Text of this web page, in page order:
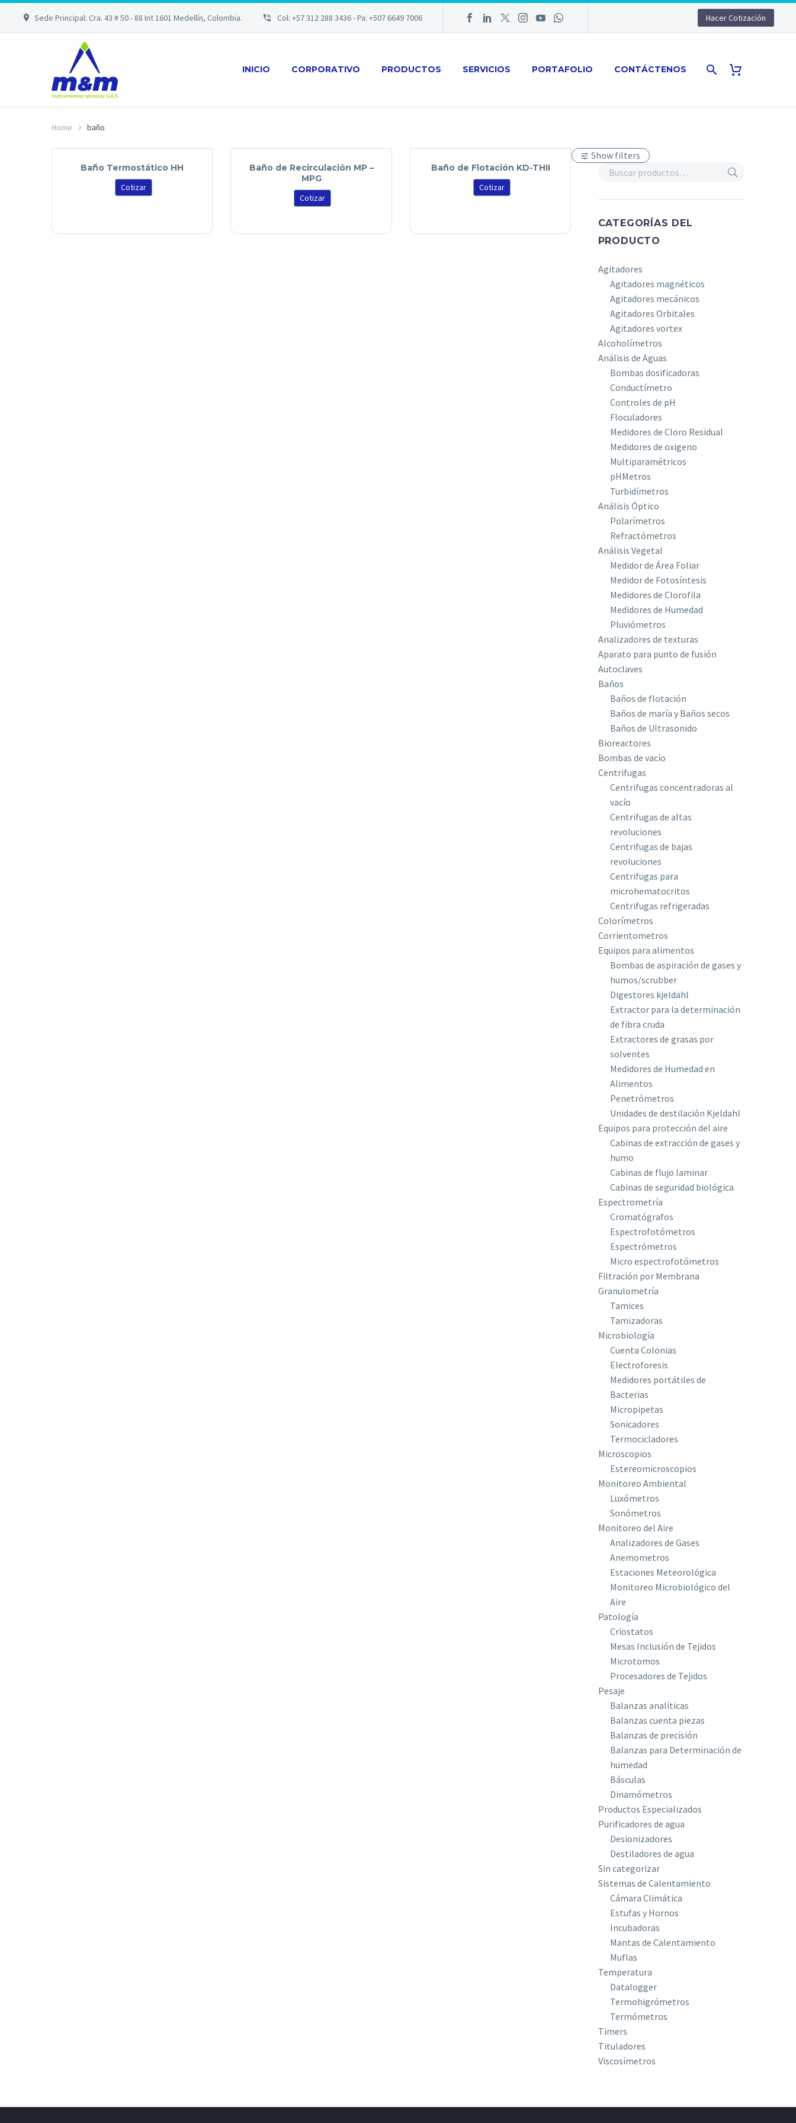
Sede Principal: Cra. 43 # 50 - 88 Int 1601 Medellín, Colombia. Col: +57 312 288 3436 - Pa: +507 6649 7006 Hacer Cotización
INICIO CORPORATIVO PRODUCTOS SERVICIOS PORTAFOLIO CONTÁCTENOS
Home baño
Show filters
CATEGORÍAS DEL
PRODUCTO
Agitadores
Agitadores magnéticos
Agitadores mecánicos
Agitadores Orbitales
Agitadores vortex
Alcoholímetros
Análisis de Aguas
Bombas dosificadoras
Conductímetro
Controles de pH
Floculadores
Medidores de Cloro Residual
Medidores de oxigeno
Multiparamétricos
pHMetros
Turbidímetros
Análisis Óptico
Polarímetros
Refractómetros
Análisis Vegetal
Medidor de Área Foliar
Medidor de Fotosíntesis
Medidores de Clorofila
Medidores de Humedad
Pluviómetros
Analizadores de texturas
Aparato para punto de fusión
Autoclaves
Baños
Baños de flotación
Baños de maría y Baños secos
Baños de Ultrasonido
Bioreactores
Bombas de vacío
Centrifugas
Centrifugas concentradoras al
vacío
Centrifugas de altas
revoluciones
Centrifugas de bajas
revoluciones
Centrifugas para
microhematocritos
Centrifugas refrigeradas
Colorímetros
Corrientometros
Equipos para alimentos
Bombas de aspiración de gases y
humos/scrubber
Digestores kjeldahl
Extractor para la determinación
de fibra cruda
Extractores de grasas por
solventes
Medidores de Humedad en
Alimentos
Penetrómetros
Unidades de destilación Kjeldahl
Equipos para protección del aire
Cabinas de extracción de gases y
humo
Cabinas de flujo laminar
Cabinas de seguridad biológica
Espectrometría
Cromatógrafos
Espectrofotómetros
Espectrómetros
Micro espectrofotómetros
Filtración por Membrana
Granulometría
Tamices
Tamizadoras
Microbiología
Cuenta Colonias
Electroforesis
Medidores portátiles de
Bacterias
Micropipetas
Sonicadores
Termocicladores
Microscopios
Estereomicroscopios
Monitoreo Ambiental
Luxómetros
Sonómetros
Monitoreo del Aire
Analizadores de Gases
Anemometros
Estaciones Meteorológica
Monitoreo Microbiológico del
Aire
Patología
Criostatos
Mesas Inclusión de Tejidos
Microtomos
Procesadores de Tejidos
Pesaje
Balanzas analíticas
Balanzas cuenta piezas
Balanzas de precisión
Balanzas para Determinación de
humedad
Básculas
Dinamómetros
Productos Especializados
Purificadores de agua
Desionizadores
Destiladores de agua
Sin categorizar
Sistemas de Calentamiento
Cámara Climática
Estufas y Hornos
Incubadoras
Mantas de Calentamiento
Muflas
Temperatura
Datalogger
Termohigrómetros
Termómetros
Timers
Tituladores
Viscosímetros
Baño Termostático HH
Cotizar
Baño de Recirculación MP –
MPG
Cotizar
Baño de Flotación KD-THII
Cotizar